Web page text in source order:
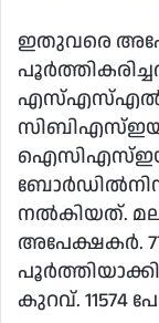
ഇതുവരെ
ഐസിഎസ്ഇയിൽ
നൽകിയത്.
അപേക്ഷകർ.
കുറവ്. 11574